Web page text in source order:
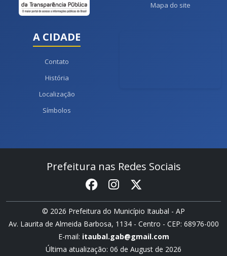
Mapa do site
A CIDADE
Contato
História
Localização
Símbolos
Prefeitura nas Redes Sociais
© 2026 Prefeitura do Município Itaubal - AP
Av. Laurita de Almeida Barbosa, 1134 - Centro - CEP: 68976-000
E-mail: itaubal.gab@gmail.com
Última atualização: 06 de August de 2026